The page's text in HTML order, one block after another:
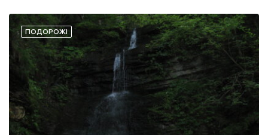
ПОДОРОЖІ